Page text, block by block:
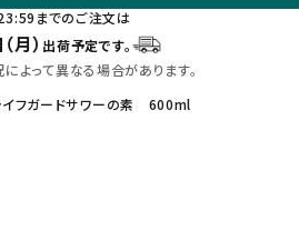
までのご注文は
月） 出荷予定です。
よって異なる場合があります。
イフガードサワーの素 600ml